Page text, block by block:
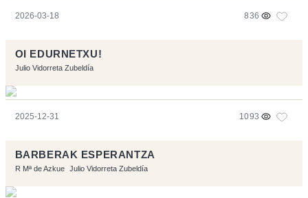
2026-03-18 836
OI EDURNETXU!
Julio Vidorreta Zubeldía
2025-12-31 1093
BARBERAK ESPERANTZA
R Mª de Azkue Julio Vidorreta Zubeldía